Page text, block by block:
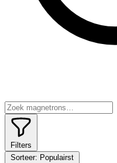
Filters
Sorteer: Populairst